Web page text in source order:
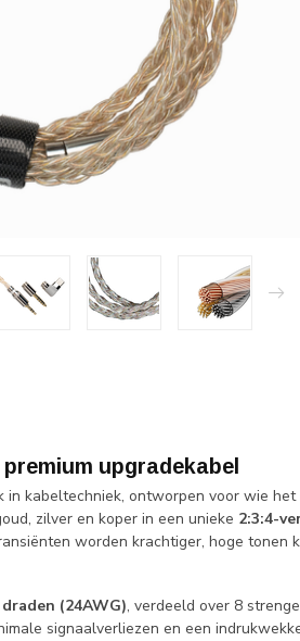
upgradekabel
in kabeltechniek, ontworpen voor wie
zilver en koper in een unieke 2:3:4-
worden krachtiger, hoge tonen
(24AWG), verdeeld over 8
signaalverliezen en een